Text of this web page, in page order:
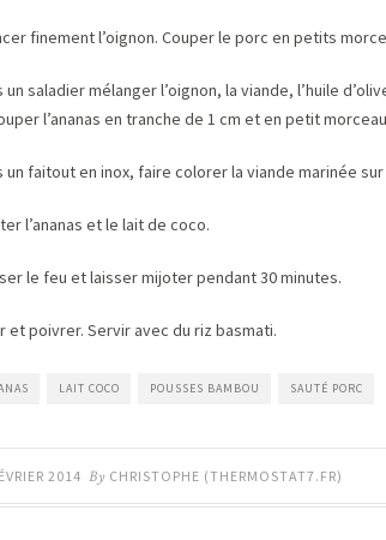
finement l’oignon. Couper le porc en petits
un saladier mélanger l’oignon, la viande, l’huile
l’ananas en tranche de 1 cm et en petit
un faitout en inox, faire colorerla viande marinée
l’ananas et le lait de coco.
le feu et laisser mijoter pendant 30 minutes.
et poivrer. Servir avec du riz basmati.
LAIT COCO POUSSES BAMBOU SAUTÉ PORC
2014 By CHRISTOPHE (THERMOSTAT7.FR)